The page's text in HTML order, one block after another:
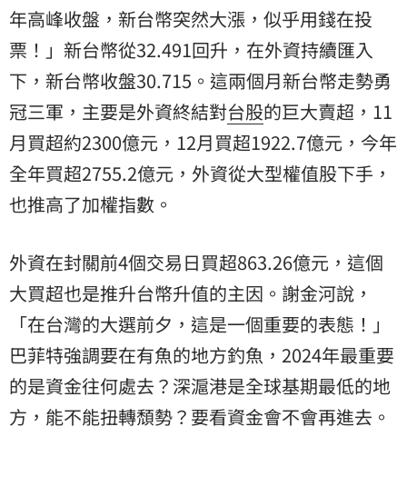
年高峰收盤，新台幣突然大漲，似乎用錢在投
票！」新台幣從32.491回升，在外資持續匯入
下，新台幣收盤30.715。這兩個月新台幣走勢勇
冠三軍，主要是外資終結對台股的巨大賣超，11
月買超約2300億元，12月買超1922.7億元，今年
全年買超2755.2億元，外資從大型權值股下手，
也推高了加權指數。
外資在封關前4個交易日買超863.26億元，這個
大買超也是推升台幣升值的主因。謝金河說，
「在台灣的大選前夕，這是一個重要的表態！」
巴菲特強調要在有魚的地方釣魚，2024年最重要
的是資金往何處去？深滬港是全球基期最低的地
方，能不能扭轉頹勢？要看資金會不會再進去。